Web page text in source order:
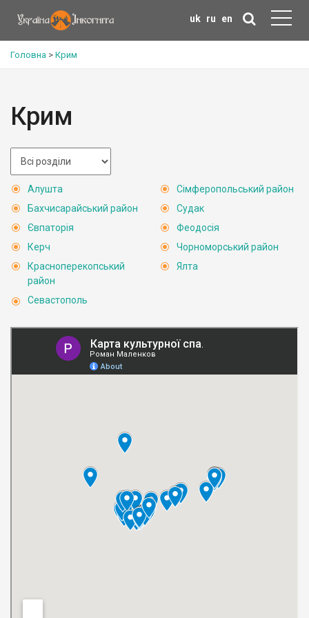
uk ru en
Головна > Крим
Крим
Алушта
Бахчисарайський район
Євпаторія
Керч
Красноперекопський
район
Севастополь
Сімферопольський район
Судак
Феодосія
Чорноморський район
Ялта